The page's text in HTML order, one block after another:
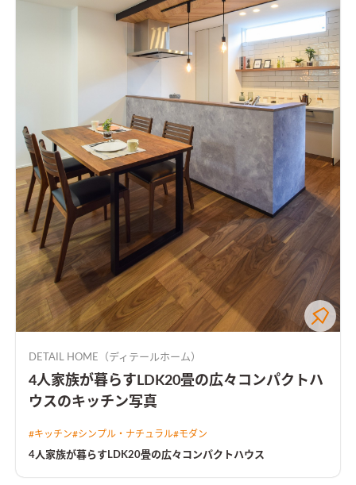
DETAIL HOME（ディテールホーム）
4人家族が暮らすLDK20畳の広々コンパクトハ
ウスのキッチン写真
#キッチン#シンプル・ナチュラル#モダン
4人家族が暮らすLDK20畳の広々コンパクトハウス